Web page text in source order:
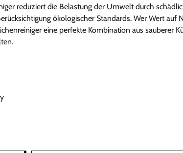
reduziert die Belastung der Umwelt durch
ökologischer Standards. Wer Wert auf
eine perfekte Kombination aus sauberer